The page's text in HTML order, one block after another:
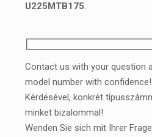
U225MTB175.
Contact us with your question
model number with confidence!
Kérdésével, konkrét
minket bizalommal!
Wenden Sie sich mit Ihrer